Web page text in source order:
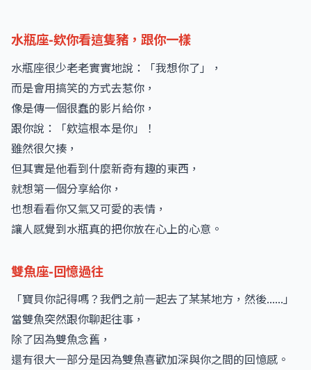
水瓶座-欸你看這隻豬，跟你一樣
水瓶座很少老老實實地說：「我想你了」，
而是會用搞笑的方式去惹你，
像是傳一個很蠢的影片給你，
跟你說：「欸這根本是你」！
雖然很欠揍，
但其實是他看到什麼新奇有趣的東西，
就想第一個分享給你，
也想看看你又氣又可愛的表情，
讓人感覺到水瓶真的把你放在心上的心意。
雙魚座-回憶過往
「寶貝你記得嗎？我們之前一起去了某某地方，然後......」
當雙魚突然跟你聊起往事，
除了因為雙魚念舊，
還有很大一部分是因為雙魚喜歡加深與你之間的回憶感。